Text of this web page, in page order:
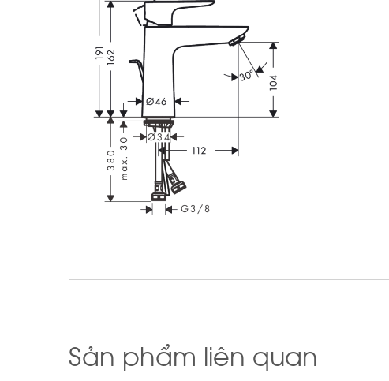
Sản phẩm liên quan